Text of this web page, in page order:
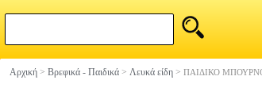
Αρχική > Βρεφικά - Παιδικά > Λευκά είδη > ΠΑΙΔΙΚΟ